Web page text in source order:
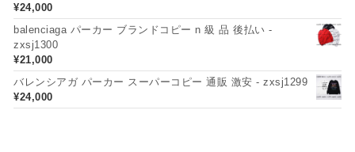
¥24,000
balenciaga パーカー ブランドコピー n 級 品 後払い -
zxsj1300
¥21,000
バレンシアガ パーカー スーパーコピー 通販 激安 - zxsj1299
¥24,000